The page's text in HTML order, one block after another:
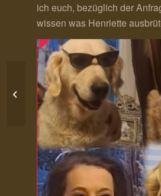
ich euch, bezüglich der
wissen was Henriette
The sad side of the
story / Leider können
sie nicht immer bleiben